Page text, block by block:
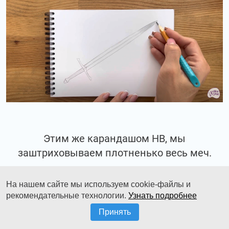
Этим же карандашом НВ, мы
заштриховываем плотненько весь меч.
На нашем сайте мы используем cookie-файлы и
рекомендательные технологии. Узнать подробнее
Принять